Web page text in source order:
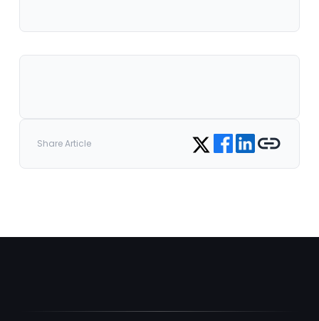
Share Article Share on Twitter
Share on Facebook
Share on LinkedIn
Copy link